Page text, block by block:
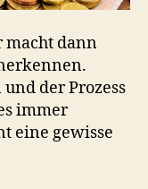
macht dann
der Prozess
immer
eine gewisse